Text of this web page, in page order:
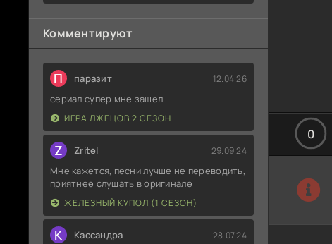
Комментируют
П паразит 12.04.26
сериал супер мне зашел
ИГРА ЛЖЕЦОВ 2 СЕЗОН
Z Zritel 29.09.24
Мне кажется, песни лучше не переводить,
приятнее слушать в оригинале
ЖЕЛЕЗНЫЙ КУПОЛ (1 СЕЗОН)
К Кассандра 28.07.24
0